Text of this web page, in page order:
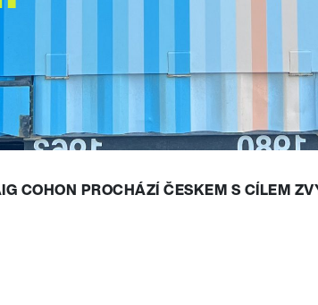
COHON PROCHÁZÍ ČESKEM S CÍLEM